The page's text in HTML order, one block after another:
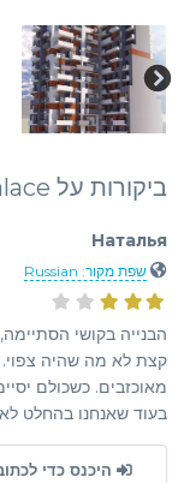
ביקורות על Star Palace
Наталья
שפת מקור: Russian
הבנייה בקושי
קצת לא מה שהיה צפוי.
מאוכזבים. כשכולם
בעוד שאנחנו בהחלט לא
היכנס כדי